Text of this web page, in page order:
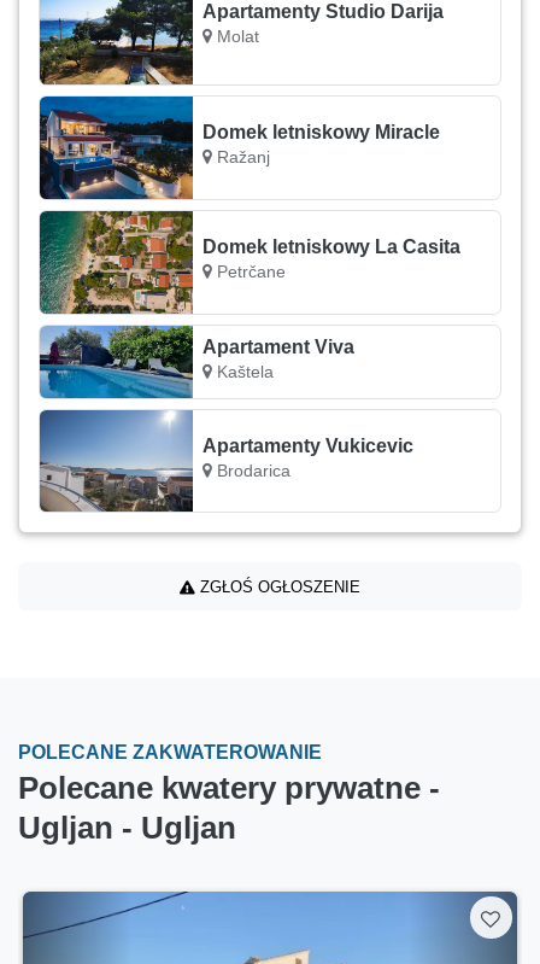
Apartamenty Studio Darija
Molat
Domek letniskowy Miracle
Ražanj
Domek letniskowy La Casita
Petrčane
Apartament Viva
Kaštela
Apartamenty Vukicevic
Brodarica
ZGŁOŚ OGŁOSZENIE
POLECANE ZAKWATEROWANIE
Polecane kwatery prywatne -
Ugljan - Ugljan